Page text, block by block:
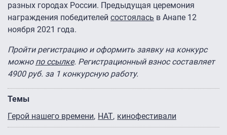
разных городах России. Предыдущая церемония
награждения победителей состоялась в Анапе 12
ноября 2021 года.
Пройти регистрацию и оформить заявку на конкурс
можно по ссылке. Регистрационный взнос составляет
4900 руб. за 1 конкурсную работу.
Темы
Герой нашего времени НАТ кинофестивали